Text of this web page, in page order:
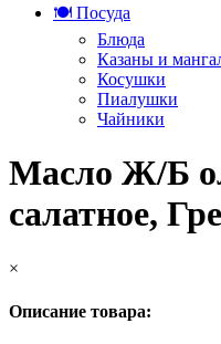
🍽️ Посуда
Блюда
Казаны и
Косушки
Пиалушки
Чайники
Масло Ж/Б
салатное,
×
Описание товара: